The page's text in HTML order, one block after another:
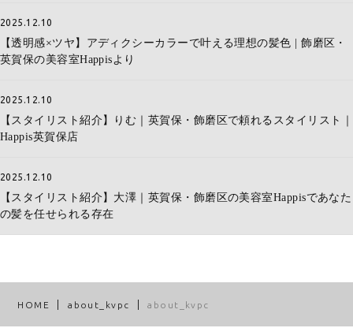
2025.12.10
【透明感×ツヤ】アディクシーカラーで叶える理想の髪色 | 飾磨区・
英賀保の美容室Happisより
2025.12.10
【スタイリスト紹介】りむ｜英賀保・飾磨区で頼れるスタイリスト｜
Happis英賀保店
2025.12.10
【スタイリスト紹介】大澤｜英賀保・飾磨区の美容室Happisであなた
の髪を任せられる存在
HOME about_kvpc about_kvpc